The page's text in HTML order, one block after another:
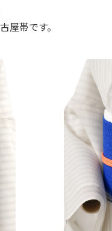
屋帯です。